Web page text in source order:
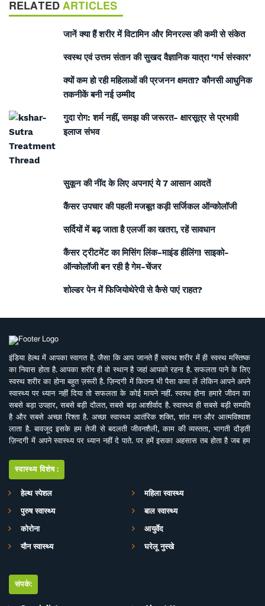
RELATED ARTICLES
जानें क्या हैं शरीर में विटामिन और मिनरल्स की कमी से संकेत
स्वस्थ एवं उत्तम संतान की सुखद वैज्ञानिक यात्रा ‘गर्भ संस्कार’
क्यों कम हो रही महिलाओं की प्रजनन क्षमता? कौनसी आधुनिक
तकनीकें बनी नई उम्मीद
गुदा रोग: शर्म नहीं, समझ की जरूरत- क्षारसूत्र से प्रभावी
इलाज संभव
सुकून की नींद के लिए अपनाएं ये 7 आसान आदतें
कैंसर उपचार की पहली मजबूत कड़ी सर्जिकल ऑन्कोलॉजी
सर्दियों में बढ़ जाता है एलर्जी का खतरा, रहें सावधान
कैंसर ट्रीटमेंट का मिसिंग लिंक-माइंड हीलिंग! साइको-
ऑन्कोलॉजी बन रही है गेम-चेंजर
शोल्डर पेन में फिजियोथेरेपी से कैसे पाएं राहत?
इंडिया हेल्थ में आपका स्वागत है. जैसा कि आप जानते हैं स्वस्थ शरीर में ही स्वस्थ मस्तिष्क
का निवास होता है. आपका शरीर ही वो स्थान है जहां आपको रहना है. सफलता पाने के लिए
स्वस्थ शरीर का होना बहुत ज़रूरी है. ज़िन्दगी में कितना भी पैसा कमा लें लेकिन आपने अपने
स्वास्थ्य पर ध्यान नहीं दिया तो सफलता के कोई मायने नहीं. स्वस्थ होना हमारे जीवन का
सबसे बड़ा उपहार, सबसे बड़ी दौलत, सबसे बड़ा आशीर्वाद है. स्वास्थ्य ही सबसे बड़ी सम्पति
है और सबसे अच्छा रिश्ता है. अच्छा स्वास्थ्य आतंरिक शक्ति, शांत मन और आत्मविश्वाश
लाता है. बावजूद इसके हम तेजी से बदलती जीवनशैली, काम की व्यस्तता, भागती दौड़ती
ज़िन्दगी में अपने स्वास्थ्य पर ध्यान नहीं दे पाते. पर हमें इसका अहसास तब होता है जब हम
सर्वे सन्तु निरामया की परिकल्पना को साकार करने के मकसद से इस डिजिटल मीडिया
प्लेटफाॅर्म की परिकल्पना की गई है. जहां स्वास्थ्य विशेषज्ञों के साथ पत्रकारों, शोधकर्ताओं,
चिकित्सकों की एक बेहतर टीम विभिन्न बीमारियों और उनके इलाज, विशेषज्ञों की राय, नवीन
स्वास्थ्य शोध और निष्कर्ष, घरेलू उपचार, योग, फीटनेस, डाइट, हेल्थ टिप्स, गंभीर रोगों पर
जागरूकता के ​मिशन के साथ आपसे जुड़ रही है. जिसका मकसद सिर्फ और सिर्फ आपको
स्वास्थ्य सूचना और जानकारी प्रदान करना है. उम्मीद ही नहीं पूरा भरोसा है आप पूरी
सावधानी के साथ स्वास्थ्य से जुड़ी जानकारियां द इंडिया हेल्थ के मार्फत प्राप्त करेंगेे और
बिना चिकित्सकीय सलाह या हेल्थ एक्सपर्ट के परामर्श के इनका अनुसरण करने से भी बचेंगे.
स्वास्थ्य विशेष:
हेल्थ स्पेशल
महिला स्वास्थ्य
पुरुष स्वास्थ्य
बाल स्वास्थ्य
कोरोना
आयुर्वेद
यौन स्वास्थ्य
घरेलू नुस्खे
संपर्क: